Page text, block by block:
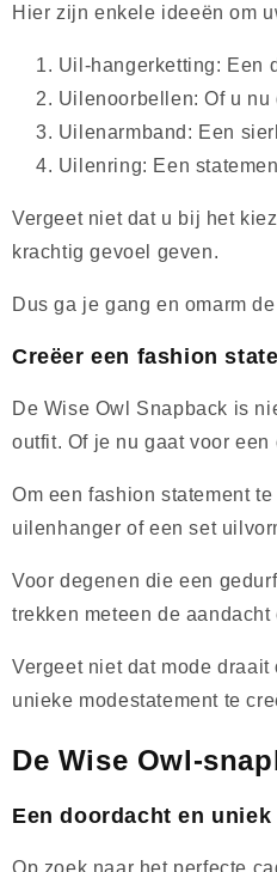
Hier zijn enkele ideeën om
Uil-hangerketting: Een
Uilenoorbellen: Of u
Uilenarmband: Een
Uilenring: Een
Vergeet niet dat u bij het
krachtig gevoel geven.
Dus ga je gang en omarm
Creëer een fashion
De Wise Owl Snapback is
outfit. Of je nu gaat voor
Om een ​​fashion statement
uilenhanger of een set
Voor degenen die een
trekken meteen de
Vergeet niet dat mode
unieke modestatement te
De Wise Owl-
Een doordacht en
Op zoek naar het perfecte